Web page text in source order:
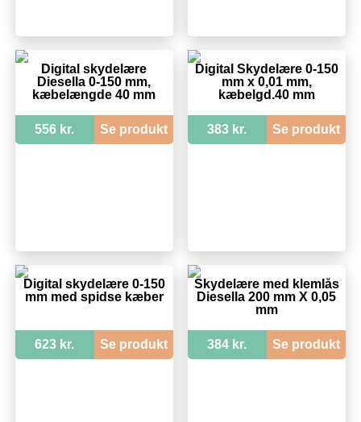
Digital skydelære
Diesella 0-150 mm,
kæbelængde 40 mm
556 kr. Se produkt
Digital Skydelære 0-150
mm x 0,01 mm,
kæbelgd.40 mm
383 kr. Se produkt
Digital skydelære 0-150
mm med spidse kæber
623 kr. Se produkt
Skydelære med klemlås
Diesella 200 mm X 0,05
mm
384 kr. Se produkt